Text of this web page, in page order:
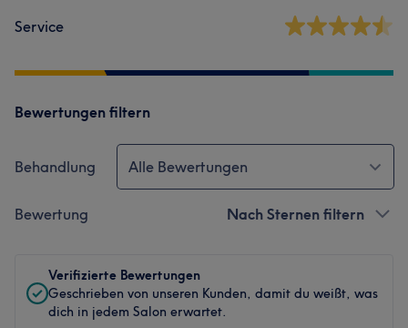
Service
Bewertungen filtern
Behandlung Alle Bewertungen
Bewertung Nach Sternen filtern
Verifizierte Bewertungen
Geschrieben von unseren Kunden, damit du weißt, was
dich in jedem Salon erwartet.